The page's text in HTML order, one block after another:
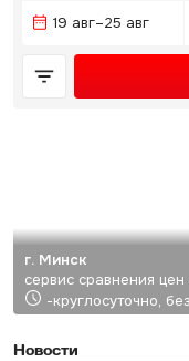
19 авг–25 авг
г. Минск
сервис сравнения цен
-круглосуточно,
Новости